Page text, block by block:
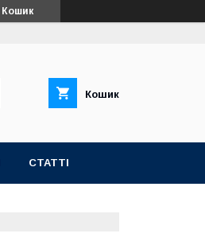
Кошик
Кошик
СТАТТІ